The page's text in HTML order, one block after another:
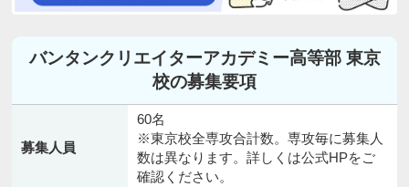
バンタンクリエイターアカデミー高等部 東京
校の募集要項
募集人員
60名
※東京校全専攻合計数。専攻毎に募集人
数は異なります。詳しくは公式HPをご
確認ください。